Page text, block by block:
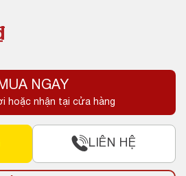
MUA NGAY
hoặc nhận tại cửa hàng
LIÊN HỆ